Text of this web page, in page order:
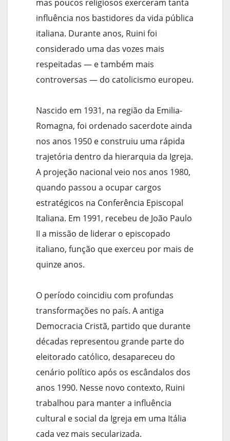
mas poucos religiosos exerceram tanta
influência nos bastidores da vida pública
italiana. Durante anos, Ruini foi
considerado uma das vozes mais
respeitadas — e também mais
controversas — do catolicismo europeu.
Nascido em 1931, na região da Emilia-
Romagna, foi ordenado sacerdote ainda
nos anos 1950 e construiu uma rápida
trajetória dentro da hierarquia da Igreja.
A projeção nacional veio nos anos 1980,
quando passou a ocupar cargos
estratégicos na Conferência Episcopal
Italiana. Em 1991, recebeu de João Paulo
II a missão de liderar o episcopado
italiano, função que exerceu por mais de
quinze anos.
O período coincidiu com profundas
transformações no país. A antiga
Democracia Cristã, partido que durante
décadas representou grande parte do
eleitorado católico, desapareceu do
cenário político após os escândalos dos
anos 1990. Nesse novo contexto, Ruini
trabalhou para manter a influência
cultural e social da Igreja em uma Itália
cada vez mais secularizada.